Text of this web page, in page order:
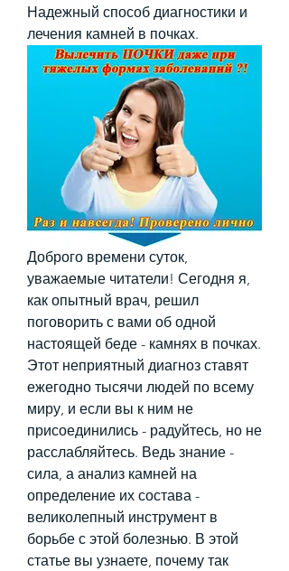
Надежный способ диагностики и
лечения камней в почках.
Доброго времени суток,
уважаемые читатели! Сегодня я,
как опытный врач, решил
поговорить с вами об одной
настоящей беде - камнях в почках.
Этот неприятный диагноз ставят
ежегодно тысячи людей по всему
миру, и если вы к ним не
присоединились - радуйтесь, но не
расслабляйтесь. Ведь знание -
сила, а анализ камней на
определение их состава -
великолепный инструмент в
борьбе с этой болезнью. В этой
статье вы узнаете, почему так